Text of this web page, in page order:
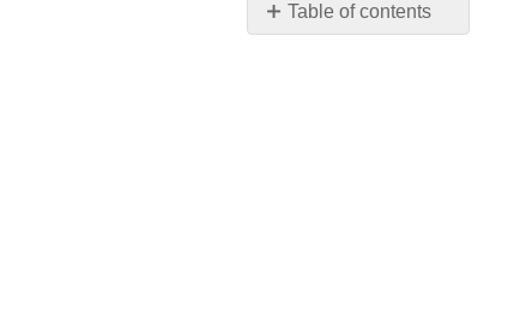
Table of contents